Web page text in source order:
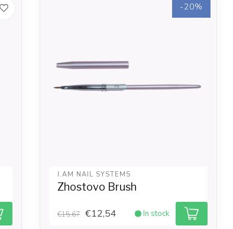
-20%
I.AM NAIL SYSTEMS
Zhostovo Brush
€15,67 €12,54 In stock